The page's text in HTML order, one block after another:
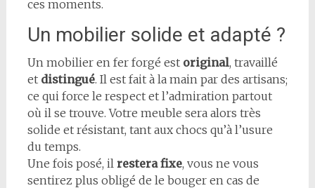
ces moments.
Un mobilier solide et adapté ?
Un mobilier en fer forgé est original, travaillé
et distingué. Il est fait à la main par des artisans;
ce qui force le respect et l’admiration partout
où il se trouve. Votre meuble sera alors très
solide et résistant, tant aux chocs qu’à l’usure
du temps.
Une fois posé, il restera fixe, vous ne vous
sentirez plus obligé de le bouger en cas de